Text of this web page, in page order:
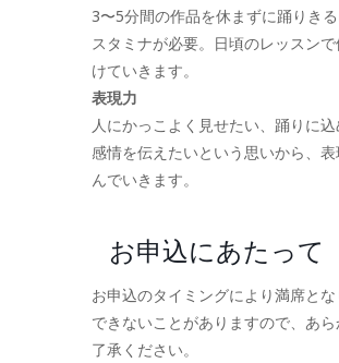
3〜5分間の作品を休まずに踊りきる
スタミナが必要。日頃のレッスン
けていきます。
表現力
人にかっこよく見せたい、踊りに込
感情を伝えたいという思いから、
んでいきます。
お申込にあたって
お申込のタイミングにより満席と
できないことがありますので、あ
了承ください。